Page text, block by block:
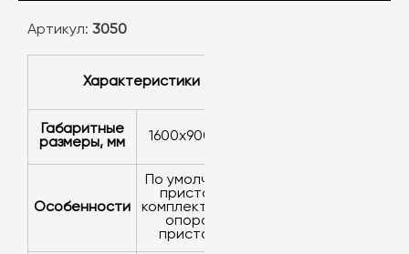
Артикул: 3050
Характеристики
размеры, мм
1600х900x755
Особенности
приставки
комплектуются
опорами
приставок